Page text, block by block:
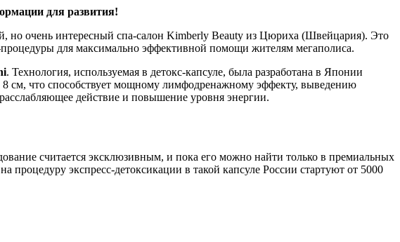
для развития!
но очень интересный спа-салон Kimberly Beauty из Цюриха (Швейцария). Это
для максимально эффективной помощи жителям мегаполиса.
. Технология, используемая в детокс-капсуле, была разработана в Японии
8 см, что способствует мощному лимфодренажному эффекту, выведению
действие и повышение уровня энергии.
считается эксклюзивным, и пока его можно найти только в премиальных
экспресс-детоксикации в такой капсуле России стартуют от 5000